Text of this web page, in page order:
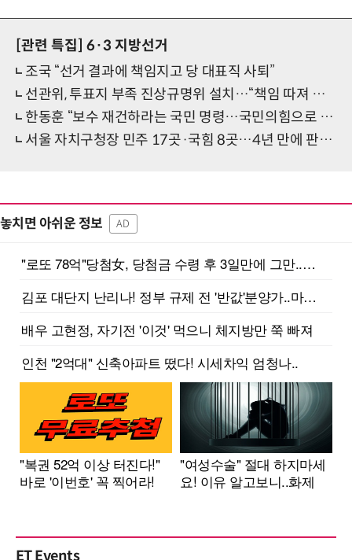
[관련 특집] 6·3 지방선거
조국 “선거 결과에 책임지고 당 대표직 사퇴”
선관위, 투표지 부족 진상규명위 설치…“책임 따져 결과 밝히겠다”
한동훈 “보수 재건하라는 국민 명령…국민의힘으로 돌아갈 것”
서울 자치구청장 민주 17곳·국힘 8곳…4년 만에 판세 정반대로
놓치면 아쉬운 정보 AD
ET Events